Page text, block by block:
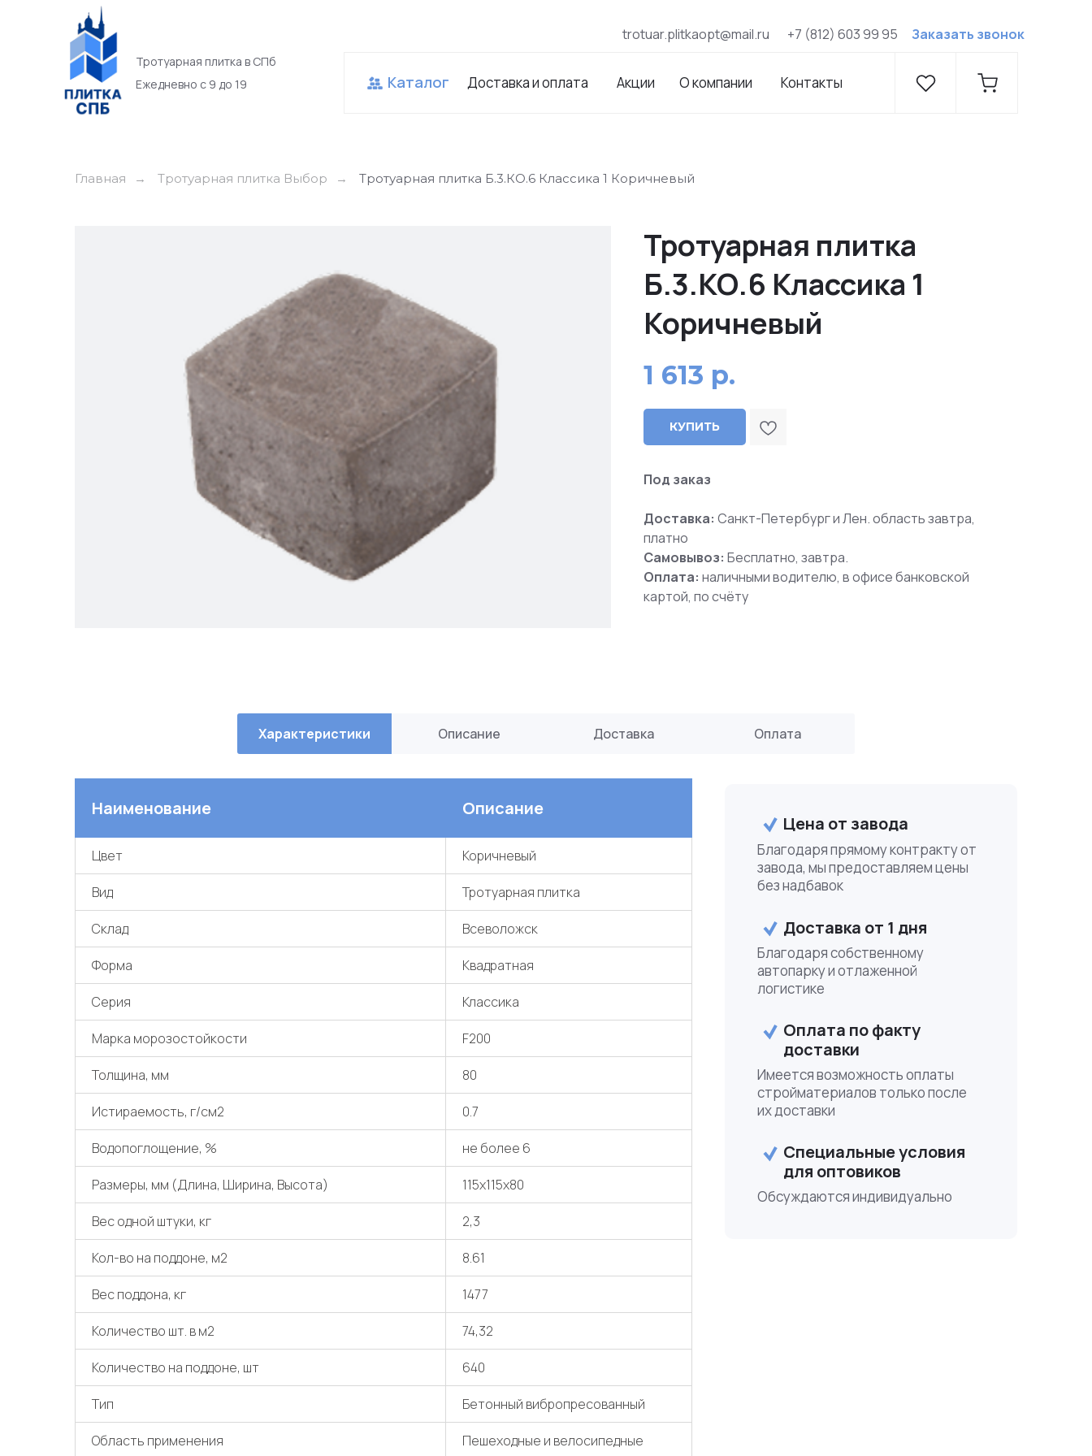
Доставка и оплата Контакты
Акции О компании
+7 (812) 603 99 95
trotuar.plitkaopt@mail.ru
Тротуарная плитка в СПб
Ежедневно с 9 до 19
Заказать звонок
Каталог
Главная → Тротуарная плитка Выбор → Тротуарная плитка Б.3.КО.6 Классика 1 Коричневый
Тротуарная плитка
Б.3.КО.6 Классика 1
Коричневый
1 613 р.
КУПИТЬ
Под заказ
Доставка: Санкт-Петербург и Лен. область завтра,
платно
Самовывоз: Бесплатно, завтра.
Оплата: наличными водителю, в офисе банковской
картой, по счёту
Доставка от 1 дня
Цена от завода
Оплата по факту
доставки
Специальные условия
для оптовиков
Благодаря прямому контракту от
завода, мы предоставляем цены
без надбавок
Благодаря собственному
автопарку и отлаженной
логистике
Имеется возможность оплаты
стройматериалов только после
их доставки
Обсуждаются индивидуально
Характеристики Описание Доставка Оплата
Наименование Описание
Цвет Коричневый
Вид Тротуарная плитка
Склад Всеволожск
Форма Квадратная
Серия Классика
Марка морозостойкости F200
Толщина, мм 80
Истираемость, г/см2 0.7
Водопоглощение, % не более 6
Размеры, мм (Длина, Ширина, Высота) 115х115х80
Вес одной штуки, кг 2,3
Кол-во на поддоне, м2 8.61
Вес поддона, кг 1477
Количество шт. в м2 74,32
Количество на поддоне, шт 640
Тип Бетонный вибропресованный
Область применения
Пешеходные и велосипедные